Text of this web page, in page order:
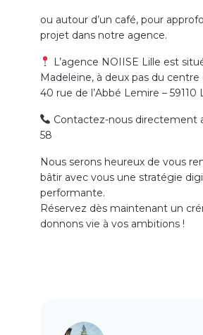
ou autour d’un café, pour
projet dans notre agence.
L’agence NOIISE Lille est
Madeleine, à deux pas du centre
40 rue de l’Abbé Lemire – 59110
Contactez-nous directement
58
Nous serons heureux de vous
bâtir avec vous une stratégie
performante.
Réservez dès maintenant un
donnons vie à vos ambitions !